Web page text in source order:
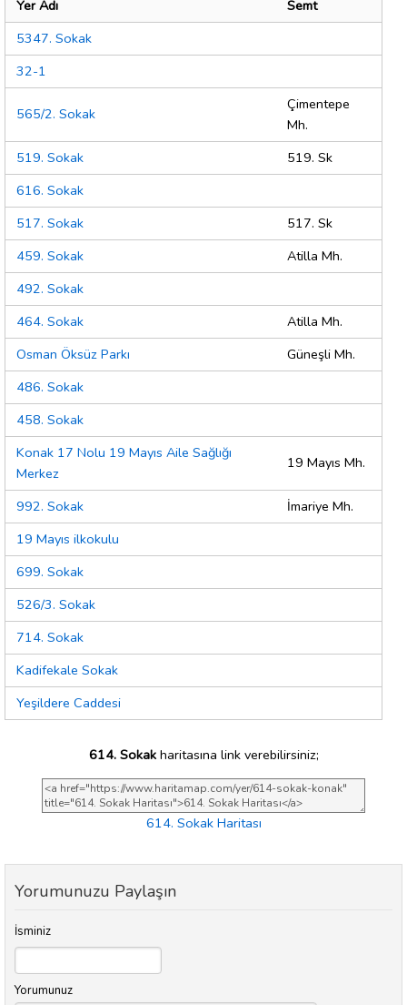
Yer Adı
Semt
5347. Sokak
32-1
565/2. Sokak
Çimentepe
Mh.
519. Sokak
519. Sk
616. Sokak
517. Sokak
517. Sk
459. Sokak
Atilla Mh.
492. Sokak
464. Sokak
Atilla Mh.
Osman Öksüz Parkı
Güneşli Mh.
486. Sokak
458. Sokak
Konak 17 Nolu 19 Mayıs Aile Sağlığı
Merkez
19 Mayıs Mh.
992. Sokak
İmariye Mh.
19 Mayıs ilkokulu
699. Sokak
526/3. Sokak
714. Sokak
Kadifekale Sokak
Yeşildere Caddesi
614. Sokakharitasına link verebilirsiniz;
614. Sokak Haritası
Yorumunuzu Paylaşın
İsminiz
Yorumunuz